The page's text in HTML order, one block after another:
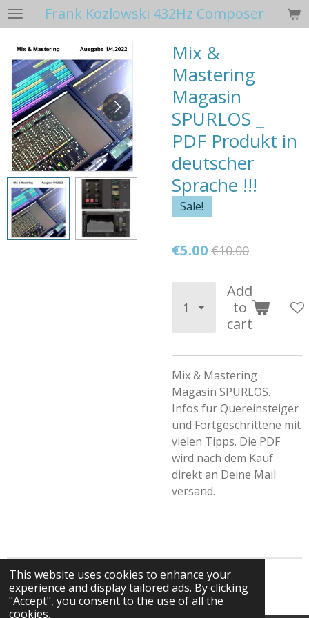
This website uses cookies to enhance your
experience and display tailored ads. By clicking
"Accept", you consent to the use of all the
cookies.
Skip
to
main
content
Frank Kozlowski 432Hz Composer
Mix &
Mastering
Magasin
SPURLOS _
PDF Produkt in
deutscher
Sprache !!!
Sale!
€5.00 €10.00
Add
to
cart
Mix & Mastering
Magasin SPURLOS.
Infos für Quereinsteiger
und Fortgeschrittene mit
vielen Tipps. Die PDF
wird nach dem Kauf
direkt an Deine Mail
versand.
© 2025 - 2026 Frank Kozlowski 432Hz Composer